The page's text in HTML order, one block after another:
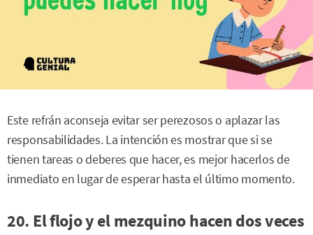
Este refrán aconseja evitar ser perezosos o aplazar las
responsabilidades. La intención es mostrar que si se
tienen tareas o deberes que hacer, es mejor hacerlos de
inmediato en lugar de esperar hasta el último momento.
20. El flojo y el mezquino hacen dos veces